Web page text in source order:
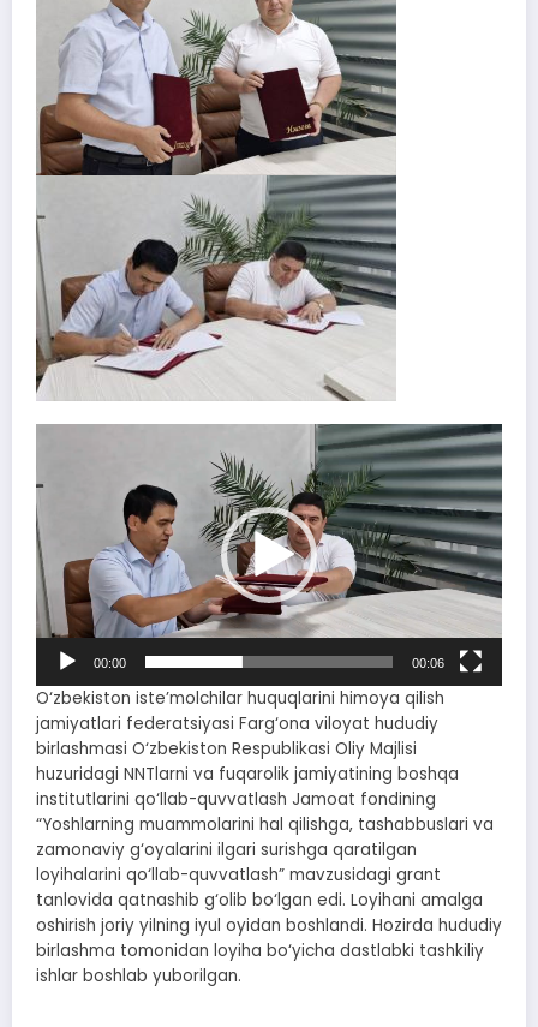
00:00 00:06
O‘zbekiston iste’molchilar huquqlarini himoya qilish
jamiyatlari federatsiyasi Farg‘ona viloyat hududiy
birlashmasi O‘zbekiston Respublikasi Oliy Majlisi
huzuridagi NNTlarni va fuqarolik jamiyatining boshqa
institutlarini qo‘llab-quvvatlash Jamoat fondining
“Yoshlarning muammolarini hal qilishga, tashabbuslari va
zamonaviy g‘oyalarini ilgari surishga qaratilgan
loyihalarini qo‘llab-quvvatlash” mavzusidagi grant
tanlovida qatnashib g‘olib bo‘lgan edi. Loyihani amalga
oshirish joriy yilning iyul oyidan boshlandi. Hozirda hududiy
birlashma tomonidan loyiha bo‘yicha dastlabki tashkiliy
ishlar boshlab yuborilgan.